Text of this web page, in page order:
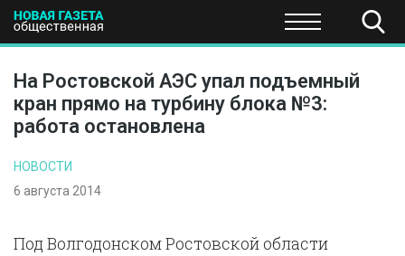
ПОЛИТИКА ЭКОНОМИКА НАУКА И
На Ростовской АЭС упал подъемный
кран прямо на турбину блока №3:
работа остановлена
НОВОСТИ
6 августа 2014
Под Волгодонском Ростовской области